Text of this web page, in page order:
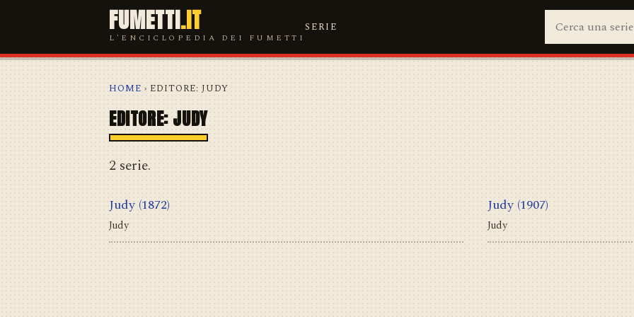
FUMETTI.IT
L'ENCICLOPEDIA DEI FUMETTI
SERIE
HOME › EDITORE: JUDY
EDITORE: JUDY
2 serie.
Judy (1872)
Judy
Judy (1907)
Judy